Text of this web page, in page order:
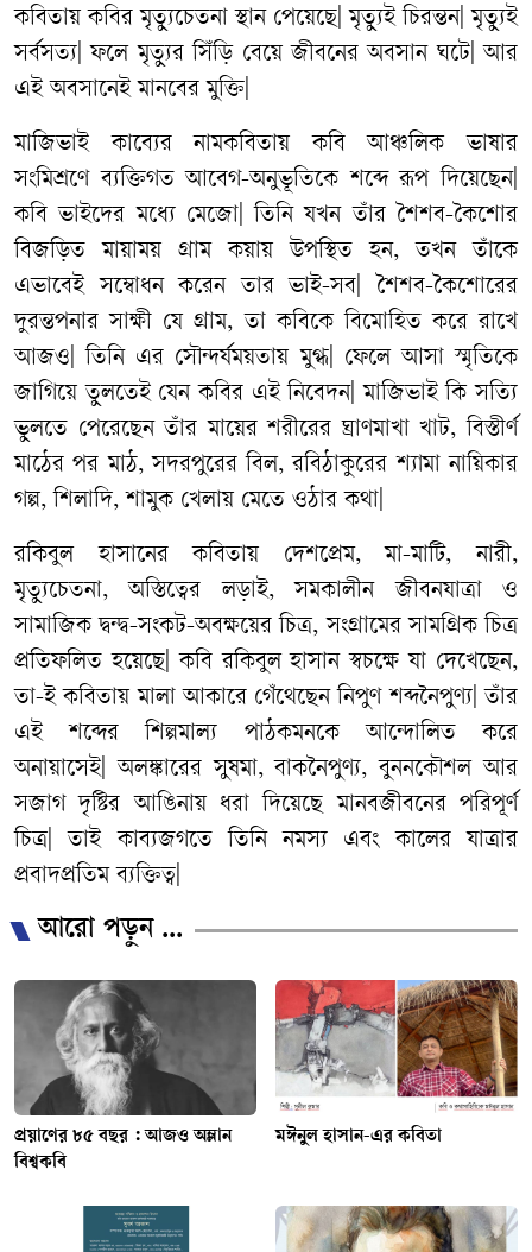
কবিতায় কবির মৃত্যুচেতনা স্থান পেয়েছে| মৃত্যুই চিরন্তন| মৃত্যুই
সর্বসত্য| ফলে মৃত্যুর সিঁড়ি বেয়ে জীবনের অবসান ঘটে| আর
এই অবসানেই মানবের মুক্তি|
মাজিভাই কাব্যের নামকবিতায় কবি আঞ্চলিক ভাষার
সংমিশ্রণে ব্যক্তিগত আবেগ-অনুভূতিকে শব্দে রূপ দিয়েছেন|
কবি ভাইদের মধ্যে মেজো| তিনি যখন তাঁর শৈশব-কৈশোর
বিজড়িত মায়াময় গ্রাম কয়ায় উপস্থিত হন, তখন তাঁকে
এভাবেই সম্বোধন করেন তার ভাই-সব| শৈশব-কৈশোরের
দুরন্তপনার সাক্ষী যে গ্রাম, তা কবিকে বিমোহিত করে রাখে
আজও| তিনি এর সৌন্দর্যময়তায় মুগ্ধ| ফেলে আসা স্মৃতিকে
জাগিয়ে তুলতেই যেন কবির এই নিবেদন| মাজিভাই কি সত্যি
ভুলতে পেরেছেন তাঁর মায়ের শরীরের ঘ্রাণমাখা খাট, বিস্তীর্ণ
মাঠের পর মাঠ, সদরপুরের বিল, রবিঠাকুরের শ্যামা নায়িকার
গল্প, শিলাদি, শামুক খেলায় মেতে ওঠার কথা|
রকিবুল হাসানের কবিতায় দেশপ্রেম, মা-মাটি, নারী,
মৃত্যুচেতনা, অস্তিত্বের লড়াই, সমকালীন জীবনযাত্রা ও
সামাজিক দ্বন্দ্ব-সংকট-অবক্ষয়ের চিত্র, সংগ্রামের সামগ্রিক চিত্র
প্রতিফলিত হয়েছে| কবি রকিবুল হাসান স্বচক্ষে যা দেখেছেন,
তা-ই কবিতায় মালা আকারে গেঁথেছেন নিপুণ শব্দনৈপুণ্য| তাঁর
এই শব্দের শিল্পমাল্য পাঠকমনকে আন্দোলিত করে
অনায়াসেই| অলঙ্কারের সুষমা, বাকনৈপুণ্য, বুননকৌশল আর
সজাগ দৃষ্টির আঙিনায় ধরা দিয়েছে মানবজীবনের পরিপূর্ণ
চিত্র| তাই কাব্যজগতে তিনি নমস্য এবং কালের যাত্রার
প্রবাদপ্রতিম ব্যক্তিত্ব|
আরো পড়ুন ...
প্রয়াণের ৮৫ বছর : আজও অম্লান
বিশ্বকবি
মঈনুল হাসান-এর কবিতা